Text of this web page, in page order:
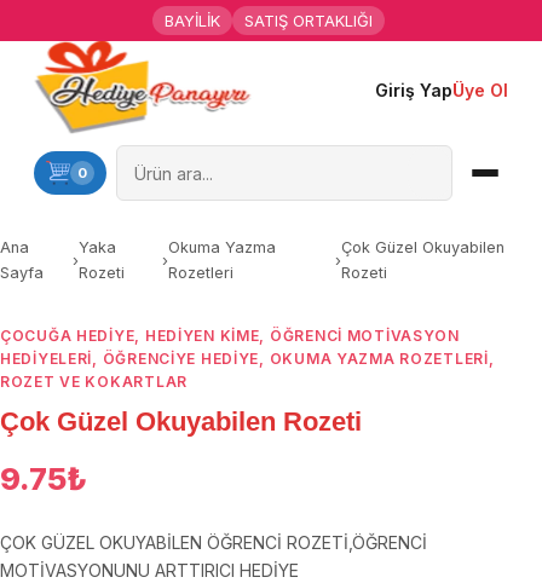
BAYİLİK SATIŞ ORTAKLIĞI
Giriş YapÜye Ol
0
Ana Sayfa
Kişiye Özel Hediyeler
Mesleklere Özel Hediyeler
Özel Günler
Öğrenci Motivasyon Hediyeleri
Yaka Rozeti
Farklı Hediyeler
Ana
Sayfa
›
Yaka
Rozeti
›
Okuma Yazma
Rozetleri
›
Çok Güzel Okuyabilen
Rozeti
ÇOCUĞA HEDIYE, HEDIYEN KIME, ÖĞRENCI MOTIVASYON
HEDIYELERI, ÖĞRENCIYE HEDIYE, OKUMA YAZMA ROZETLERI,
ROZET VE KOKARTLAR
Çok Güzel Okuyabilen Rozeti
9.75₺
ÇOK GÜZEL OKUYABİLEN ÖĞRENCİ ROZETİ,ÖĞRENCİ
MOTİVASYONUNU ARTTIRICI HEDİYE